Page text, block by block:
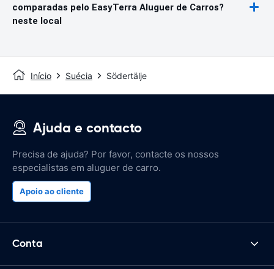
comparadas pelo EasyTerra Aluguer de Carros?
neste local
Início Suécia Södertälje
Ajuda e contacto
Precisa de ajuda? Por favor, contacte os nossos
especialistas em aluguer de carro.
Apoio ao cliente
Conta